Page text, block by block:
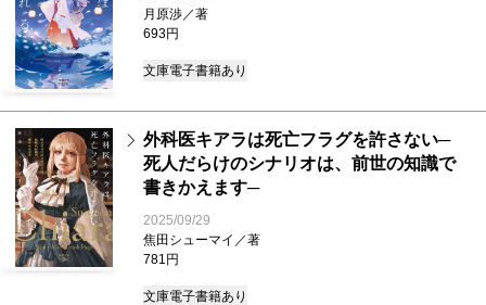
月原渉／著
693円
文庫電子書籍あり
外科医キアラは死亡フラグを許さない─
死人だらけのシナリオは、前世の知識で
書きかえます─
2025/09/29
焦田シューマイ／著
781円
文庫電子書籍あり